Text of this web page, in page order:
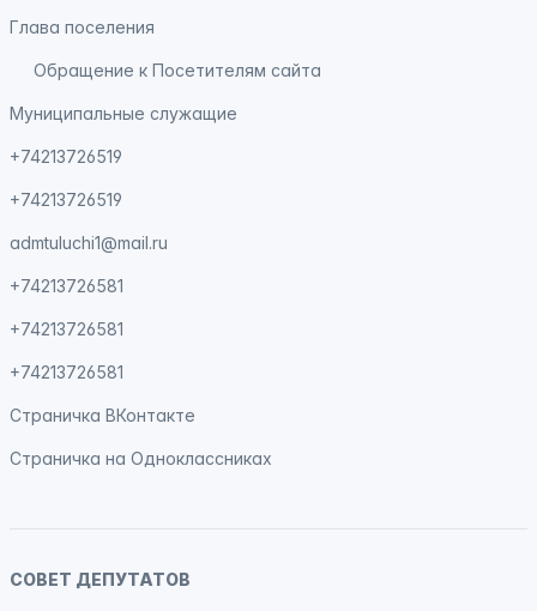
Глава поселения
Обращение к Посетителям сайта
Муниципальные служащие
+74213726519
+74213726519
admtuluchi1@mail.ru
+74213726581
+74213726581
+74213726581
Страничка ВКонтакте
Страничка на Одноклассниках
СОВЕТ ДЕПУТАТОВ